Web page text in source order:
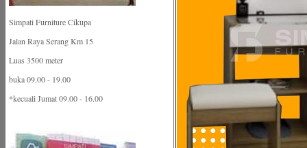
Simpati Furniture Cikupa
Jalan Raya Serang Km 15
Luas 3500 meter
buka 09.00 - 19.00
*kecuali Jumat 09.00 - 16.00